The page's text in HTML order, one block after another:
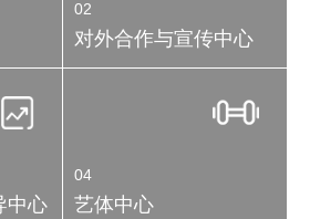
02
对外合作与宣传中心
中心
04
艺体中心